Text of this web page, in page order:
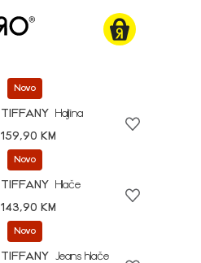
Novo
TIFFANY
Haljina
159,90 KM
Novo
TIFFANY
Hlače
143,90 KM
Novo
TIFFANY
Jeans hlače